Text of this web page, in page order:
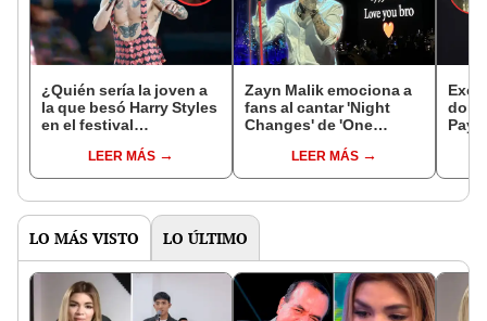
¿Quién sería la joven a
la que besó Harry Styles
en el festival
LEER MÁS
Zayn Malik emociona a
fans al cantar 'Night
Changes' de 'One
Liam Payne, en México
LEER MÁS
LO MÁS VISTO LO ÚLTIMO